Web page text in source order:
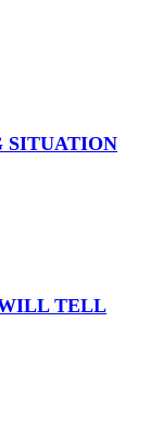
SITUATION
TELL